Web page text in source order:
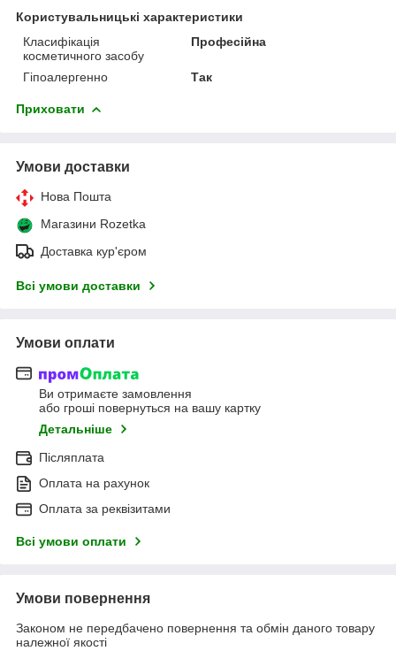
Користувальницькі характеристики
Класифікація
косметичного засобу
Професійна
Гіпоалергенно Так
Приховати
Умови доставки
Нова Пошта
Магазини Rozetka
Доставка кур'єром
Всі умови доставки
Умови оплати
Ви отримаєте замовлення
або гроші повернуться на вашу картку
Детальніше
Післяплата
Оплата на рахунок
Оплата за реквізитами
Всі умови оплати
Умови повернення
Законом не передбачено повернення та обмін даного товару
належної якості